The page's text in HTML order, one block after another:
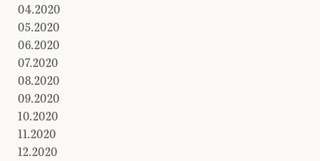
04.2020
05.2020
06.2020
07.2020
08.2020
09.2020
10.2020
11.2020
12.2020